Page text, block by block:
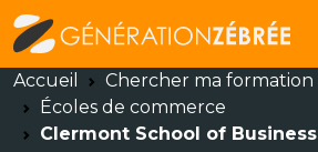
Accueil
Chercher ma formation
Écoles de commerce
Clermont School of Business